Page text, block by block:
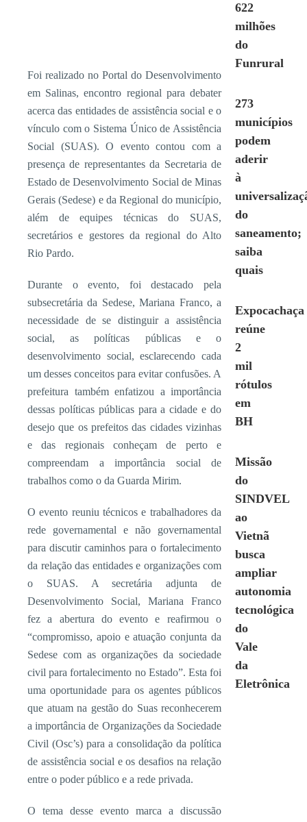
Foi realizado no Portal do Desenvolvimento
em Salinas, encontro regional para debater
acerca das entidades de assistência social e o
vínculo com o Sistema Único de Assistência
Social (SUAS). O evento contou com a
presença de representantes da Secretaria de
Estado de Desenvolvimento Social de Minas
Gerais (Sedese) e da Regional do município,
além de equipes técnicas do SUAS,
secretários e gestores da regional do Alto
Rio Pardo.
Durante o evento, foi destacado pela
subsecretária da Sedese, Mariana Franco, a
necessidade de se distinguir a assistência
social, as políticas públicas e o
desenvolvimento social, esclarecendo cada
um desses conceitos para evitar confusões. A
prefeitura também enfatizou a importância
dessas políticas públicas para a cidade e do
desejo que os prefeitos das cidades vizinhas
e das regionais conheçam de perto e
compreendam a importância social de
trabalhos como o da Guarda Mirim.
O evento reuniu técnicos e trabalhadores da
rede governamental e não governamental
para discutir caminhos para o fortalecimento
da relação das entidades e organizações com
o SUAS. A secretária adjunta de
Desenvolvimento Social, Mariana Franco
fez a abertura do evento e reafirmou o
“compromisso, apoio e atuação conjunta da
Sedese com as organizações da sociedade
civil para fortalecimento no Estado”. Esta foi
uma oportunidade para os agentes públicos
que atuam na gestão do Suas reconhecerem
a importância de Organizações da Sociedade
Civil (Osc’s) para a consolidação da política
de assistência social e os desafios na relação
entre o poder público e a rede privada.
O tema desse evento marca a discussão
622
milhões
do
Funrural
273
municípios
podem
aderir
à
do
saneamento;
saiba
quais
Expocachaça
reúne
2
mil
rótulos
em
BH
Missão
do
SINDVEL
ao
Vietnã
busca
ampliar
autonomia
tecnológica
do
Vale
da
Eletrônica